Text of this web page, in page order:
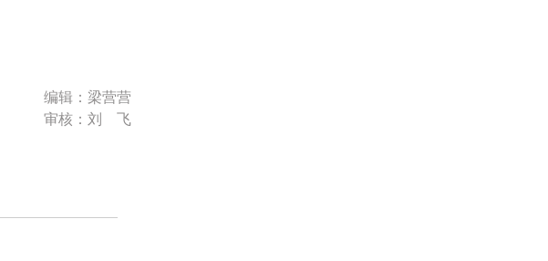
编辑：梁营营
审核：刘 飞